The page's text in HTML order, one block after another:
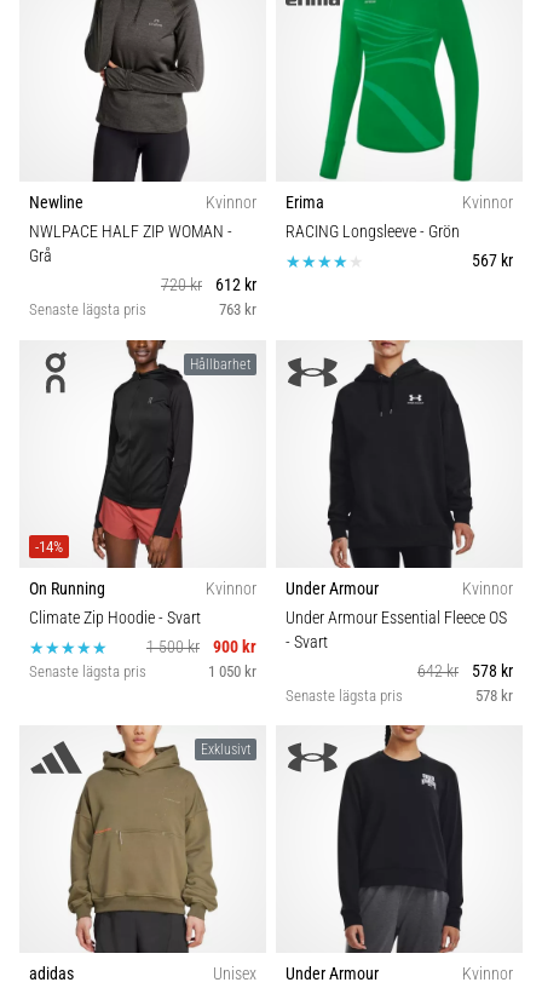
Newline
Kvinnor
NWLPACE HALF ZIP WOMAN -
Grå
720 kr
612 kr
Senaste lägsta pris 763 kr
Erima
Kvinnor
RACING Longsleeve- Grön
567 kr
Hållbarhet
-14%
On Running
Kvinnor
Climate Zip Hoodie- Svart
1 500 kr
900 kr
Senaste lägsta pris 1 050 kr
Under Armour
Kvinnor
Under Armour Essential Fleece OS
- Svart
642 kr
578 kr
Senaste lägsta pris 578 kr
Exklusivt
adidas
Unisex
Under Armour
Kvinnor